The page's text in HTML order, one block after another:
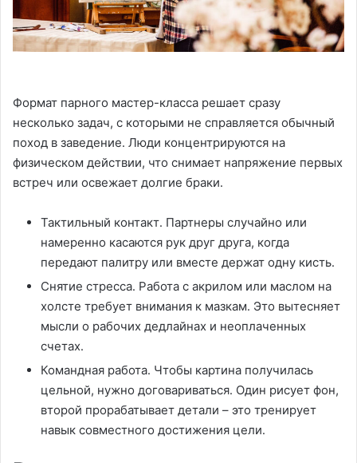
Формат парного мастер-класса решает сразу
несколько задач, с которыми не справляется обычный
поход в заведение․ Люди концентрируются на
физическом действии, что снимает напряжение первых
встреч или освежает долгие браки․
Тактильный контакт․ Партнеры случайно или
намеренно касаются рук друг друга, когда
передают палитру или вместе держат одну кисть․
Снятие стресса․ Работа с акрилом или маслом на
холсте требует внимания к мазкам․ Это вытесняет
мысли о рабочих дедлайнах и неоплаченных
счетах․
Командная работа․ Чтобы картина получилась
цельной, нужно договариваться․ Один рисует фон,
второй прорабатывает детали – это тренирует
навык совместного достижения цели․